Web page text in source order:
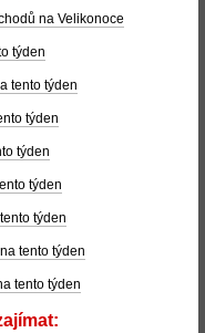
na Velikonoce
týden
tento týden
týden
týden
týden
týden
tento týden
tento týden